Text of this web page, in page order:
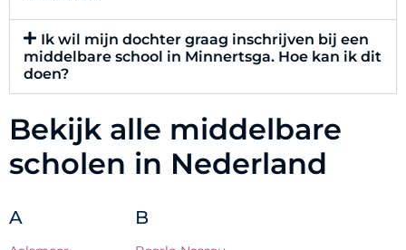
Ik wil mijn dochter graag inschrijven bij een
middelbare school in Minnertsga. Hoe kan ik dit
doen?
Bekijk alle middelbare
scholen in Nederland
A B